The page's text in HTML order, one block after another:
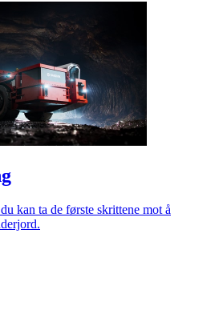
kan ta de første skrittene mot å